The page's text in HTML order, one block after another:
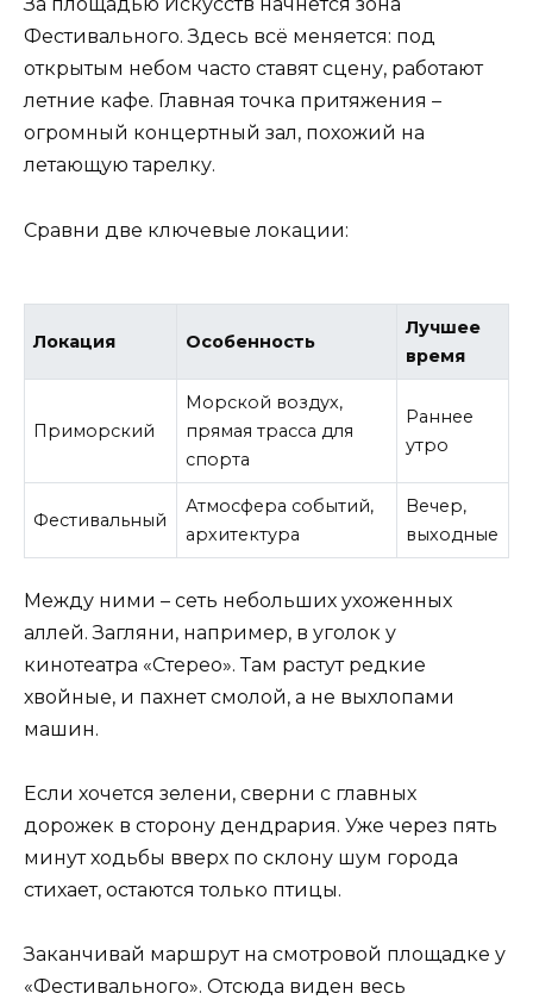
За площадью Искусств начнётся зона
Фестивального. Здесь всё меняется: под
открытым небом часто ставят сцену, работают
летние кафе. Главная точка притяжения –
огромный концертный зал, похожий на
летающую тарелку.
Сравни две ключевые локации:
Локация Особенность
Лучшее
время
Приморский
Морской воздух,
прямая трасса для
спорта
Раннее
утро
Фестивальный
Атмосфера событий,
архитектура
Вечер,
выходные
Между ними – сеть небольших ухоженных
аллей. Загляни, например, в уголок у
кинотеатра «Стерео». Там растут редкие
хвойные, и пахнет смолой, а не выхлопами
машин.
Если хочется зелени, сверни с главных
дорожек в сторону дендрария. Уже через пять
минут ходьбы вверх по склону шум города
стихает, остаются только птицы.
Заканчивай маршрут на смотровой площадке у
«Фестивального». Отсюда виден весь